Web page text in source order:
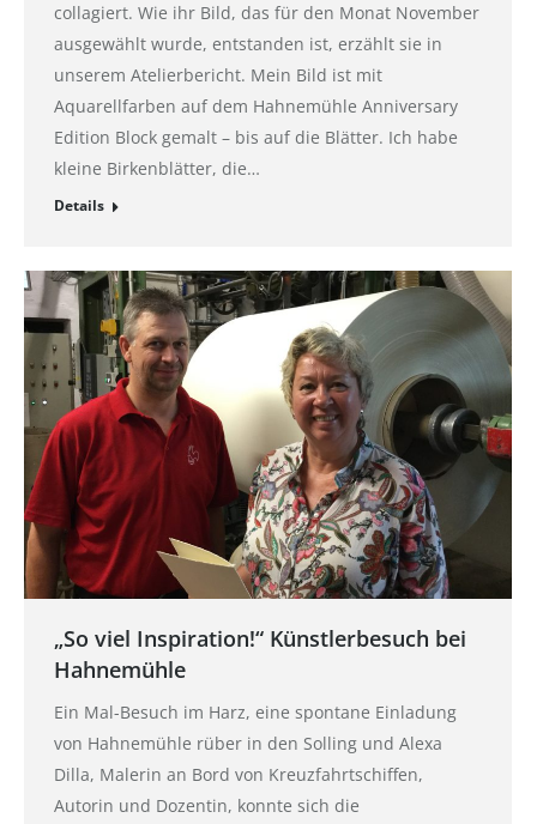
collagiert. Wie ihr Bild, das für den Monat November
ausgewählt wurde, entstanden ist, erzählt sie in
unserem Atelierbericht. Mein Bild ist mit
Aquarellfarben auf dem Hahnemühle Anniversary
Edition Block gemalt – bis auf die Blätter. Ich habe
kleine Birkenblätter, die…
Details
„So viel Inspiration!“ Künstlerbesuch bei
Hahnemühle
Ein Mal-Besuch im Harz, eine spontane Einladung
von Hahnemühle rüber in den Solling und Alexa
Dilla, Malerin an Bord von Kreuzfahrtschiffen,
Autorin und Dozentin, konnte sich die